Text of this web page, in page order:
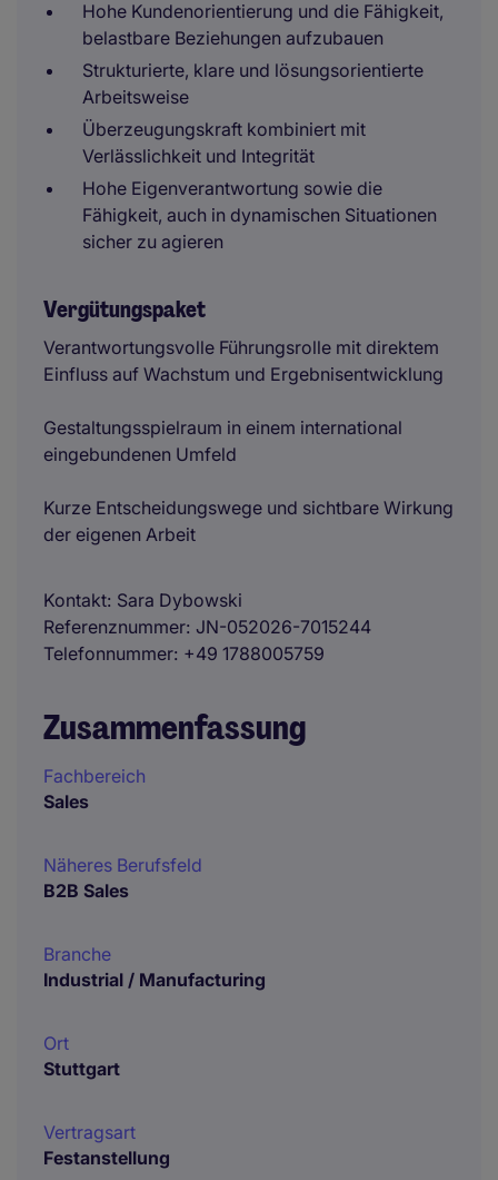
Hohe Kundenorientierung und die Fähigkeit,
belastbare Beziehungen aufzubauen
Strukturierte, klare und lösungsorientierte
Arbeitsweise
Überzeugungskraft kombiniert mit
Verlässlichkeit und Integrität
Hohe Eigenverantwortung sowie die
Fähigkeit, auch in dynamischen Situationen
sicher zu agieren
Vergütungspaket
Verantwortungsvolle Führungsrolle mit direktem
Einfluss auf Wachstum und Ergebnisentwicklung
Gestaltungsspielraum in einem international
eingebundenen Umfeld
Kurze Entscheidungswege und sichtbare Wirkung
der eigenen Arbeit
Kontakt Sara Dybowski
Referenznummer JN-052026-7015244
Telefonnummer +49 1788005759
Zusammenfassung
Fachbereich
Sales
Näheres Berufsfeld
B2B Sales
Branche
Industrial / Manufacturing
Ort
Stuttgart
Vertragsart
Festanstellung